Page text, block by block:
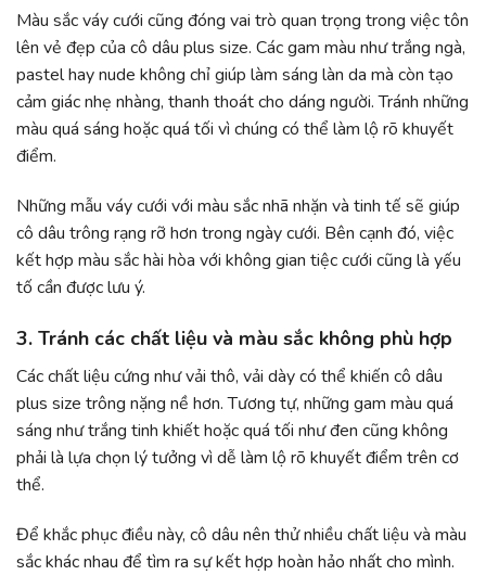
Màu sắc váy cưới cũng đóng vai trò quan trọng trong việc tôn
lên vẻ đẹp của cô dâu plus size. Các gam màu như trắng ngà,
pastel hay nude không chỉ giúp làm sáng làn da mà còn tạo
cảm giác nhẹ nhàng, thanh thoát cho dáng người. Tránh những
màu quá sáng hoặc quá tối vì chúng có thể làm lộ rõ khuyết
điểm.
Những mẫu váy cưới với màu sắc nhã nhặn và tinh tế sẽ giúp
cô dâu trông rạng rỡ hơn trong ngày cưới. Bên cạnh đó, việc
kết hợp màu sắc hài hòa với không gian tiệc cưới cũng là yếu
tố cần được lưu ý.
3. Tránh các chất liệu và màu sắc không phù hợp
Các chất liệu cứng như vải thô, vải dày có thể khiến cô dâu
plus size trông nặng nề hơn. Tương tự, những gam màu quá
sáng như trắng tinh khiết hoặc quá tối như đen cũng không
phải là lựa chọn lý tưởng vì dễ làm lộ rõ khuyết điểm trên cơ
thể.
Để khắc phục điều này, cô dâu nên thử nhiều chất liệu và màu
sắc khác nhau để tìm ra sự kết hợp hoàn hảo nhất cho mình.